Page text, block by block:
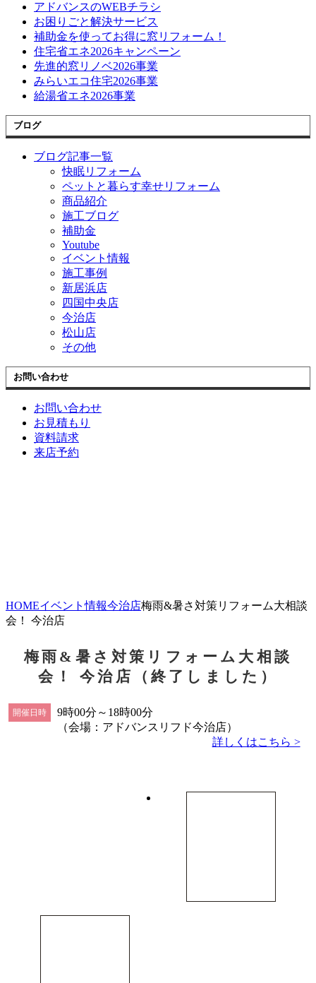
アドバンスのWEBチラシ
お困りごと解決サービス
補助金を使ってお得に窓リフォーム！
住宅省エネ2026キャンペーン
先進的窓リノベ2026事業
みらいエコ住宅2026事業
給湯省エネ2026事業
ブログ
ブログ記事一覧
快眠リフォーム
ペットと暮らす幸せリフォーム
商品紹介
施工ブログ
補助金
Youtube
イベント情報
施工事例
新居浜店
四国中央店
今治店
松山店
その他
お問い合わせ
お問い合わせ
お見積もり
資料請求
来店予約
HOMEイベント情報今治店梅雨&暑さ対策リフォーム大相談
会！ 今治店
梅雨&暑さ対策リフォーム大相談
会！ 今治店（終了しました）
開催日時
9時00分～18時00分
（会場：アドバンスリフド今治店）
詳しくはこちら >